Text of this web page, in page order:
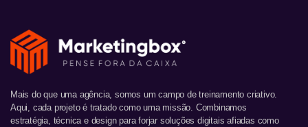
Mais do que uma agência, somos um campo de treinamento criativo.
Aqui, cada projeto é tratado como uma missão. Combinamos
estratégia, técnica e design para forjar soluções digitais afiadas como